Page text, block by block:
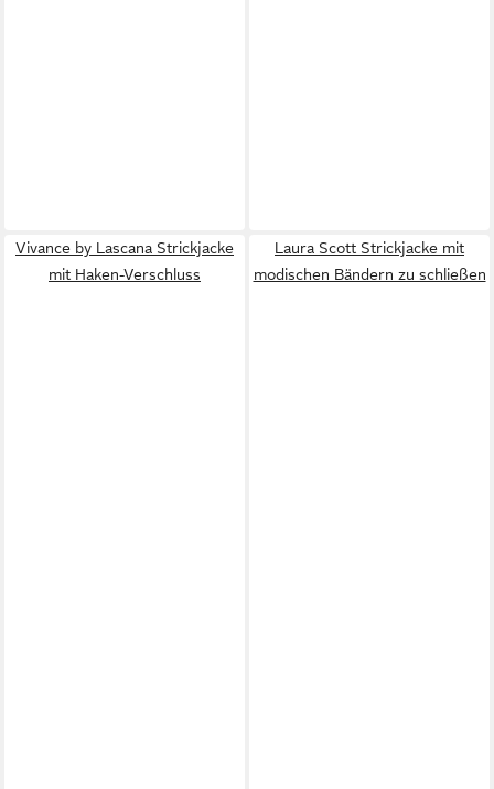
Vivance by Lascana Strickjacke
mit Haken-Verschluss
Laura Scott Strickjacke mit
modischen Bändern zu schließen